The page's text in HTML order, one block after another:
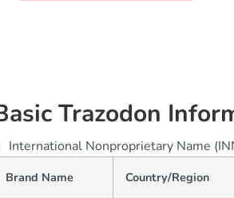
Trazodon
International Nonproprietary Name
Brand Name Country/Region